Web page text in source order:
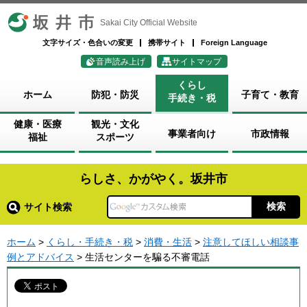
坂井市 Sakai City Official Website
文字サイズ・色合いの変更 携帯サイト Foreign Language
音声読み上げ サイトマップ
ホーム 防犯・防災
くらし
手続き・税
子育て・教育
健康・医療
福祉
観光・文化
スポーツ
事業者向け 市政情報
らしさ、かがやく。坂井市
サイト検索
ホーム > くらし・手続き・税 > 消費・生活 > 注意してほしい相談事
例とアドバイス > 生活センターを騙る不審電話